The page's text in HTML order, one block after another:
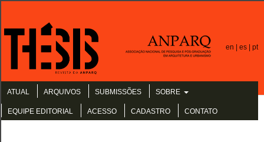
en | es | pt
ATUAL ARQUIVOS SUBMISSÕES SOBRE
EQUIPE EDITORIAL ACESSO CADASTRO CONTATO